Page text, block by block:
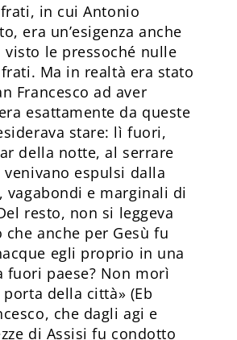
in cui Antonio
era un’esigenza anche
visto le pressoché nulle
Ma in realtà era stato
Francesco ad aver
esattamente da queste
stare: lì fuori,
della notte, al serrare
espulsi dalla
vagabondi e marginali di
resto, non si leggeva
che anche per Gesù fu
egli proprio in una
fuori paese? Non morì
della città» (Eb
che dagli agi e
di Assisi fu condotto